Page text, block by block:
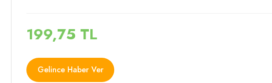
199,75 TL
Gelince Haber Ver